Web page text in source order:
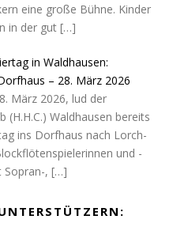
eine große Bühne. Kinder
in der gut […]
in Waldhausen:
– 28. März 2026
März 2026, lud der
(H.H.C.) Waldhausen bereits
ins Dorfhaus nach Lorch-
und -
Sopran-, […]